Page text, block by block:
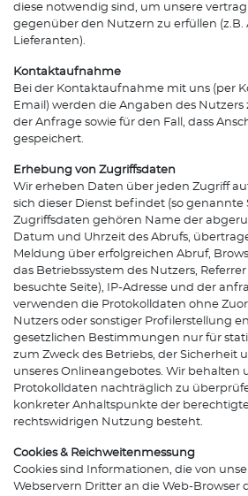
diese notwendig sind, um unsere
gegenüber den Nutzern zu erfüllen (z.B.
Lieferanten).
Kontaktaufnahme
Bei der Kontaktaufnahme mit uns (per
Email) werden die Angaben des
der Anfrage sowie für den Fall, dass
gespeichert.
Erhebung von Zugriffsdaten
Wir erheben Daten über jeden Zugriff
sich dieser Dienst befindet (so genannte
Zugriffsdaten gehören Name der
Datum und Uhrzeit des Abrufs,
Meldung über erfolgreichen Abruf,
das Betriebssystem des Nutzers,
besuchte Seite), IP-Adresse und der
verwenden die Protokolldaten ohne
Nutzers oder sonstiger Profilerstellung
gesetzlichen Bestimmungen nur für
zum Zweck des Betriebs, der Sicherheit
unseres Onlineangebotes. Wir behalten
Protokolldaten nachträglich zu
konkreter Anhaltspunkte der
rechtswidrigen Nutzung besteht.
Cookies & Reichweitenmessung
Cookies sind Informationen, die von
Webservern Dritter an die Web-Browser